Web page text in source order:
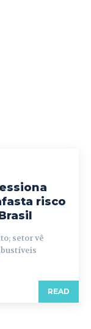
risco
setor vê
READ